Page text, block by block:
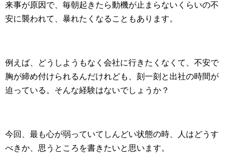
来事が原因で、毎朝起きたら動機が止まらないくらいの不
安に襲われて、暴れたくなることもあります。
例えば、どうしようもなく会社に行きたくなくて、不安で
胸が締め付けられるんだけれども、刻一刻と出社の時間が
迫っている。そんな経験はないでしょうか？
今回、最も心が弱っていてしんどい状態の時、人はどうす
べきか、思うところを書きたいと思います。